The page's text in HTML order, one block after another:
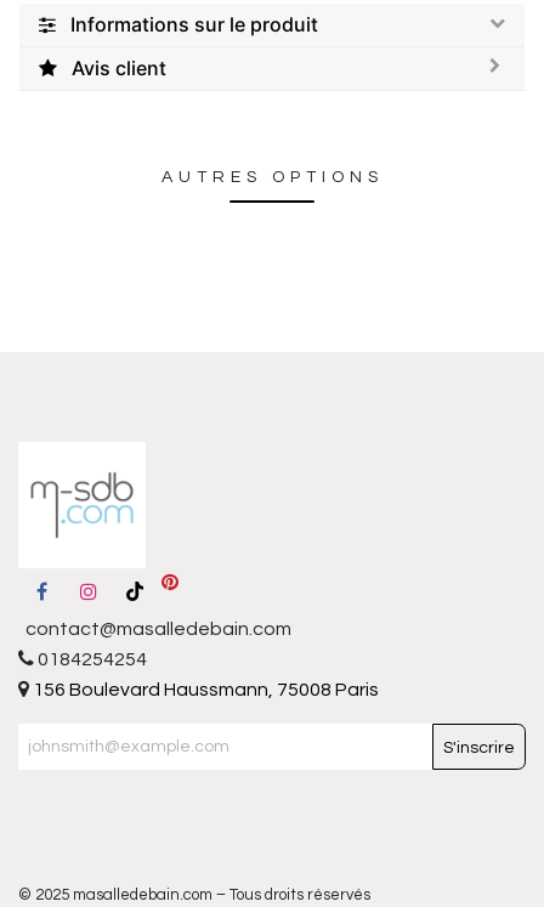
Informations sur le produit
Avis client
AUTRES OPTIONS
contact@masalledebain.com
0184254254
156 Boulevard Haussmann, 75008 Paris
S'inscrire
© 2025 masalledebain.com – Tous droits réservés